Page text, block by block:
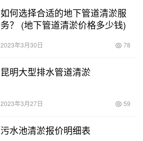
如何选择合适的地下管道清淤服
务？ (地下管道清淤价格多少钱)
2023年3月30日 78
昆明大型排水管道清淤
2023年3月27日 59
污水池清淤报价明细表